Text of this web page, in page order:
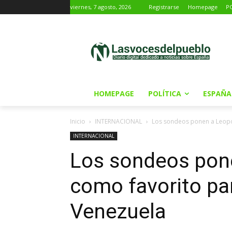
viernes, 7 agosto, 2026 Registrarse Homepage
HOMEPAGE POLÍTICA ESPAÑA
Inicio INTERNACIONAL Los sondeos ponen a
INTERNACIONAL
Los sondeos
como favorito
Venezuela